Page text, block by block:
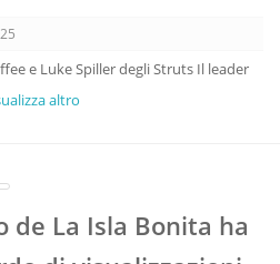
e Luke Spiller degli Struts Il leader
altro
de La Isla Bonita ha